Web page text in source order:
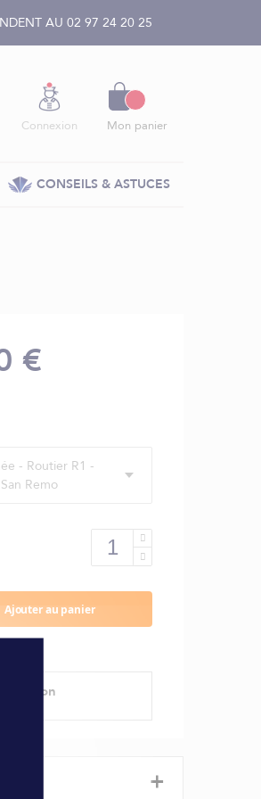
AU 02 97 24 20 25
Connexion Mon panier
CONSEILS & ASTUCES
€
- Routier R1 -
Remo
Ajouter au panier
livraison
+